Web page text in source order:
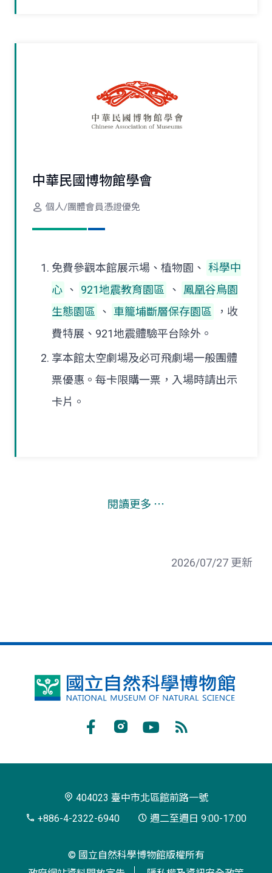
中華民國博物館學會
個人/團體會員憑證優免
免費參觀本館展示場、植物園、 科學中
心 、 921地震教育園區 、
鳳凰谷鳥園
生態園區
、 車籠埔斷層保存園區
，收
費特展、921地震體驗平台除外。
享本館太空劇場及必可飛劇場一般團體
票優惠。每卡限購一票，入場時請出示
卡片。
閱讀更多 ⋯
2026/07/27 更新
國
博
閱
404023 臺中市北區館前路一號
+886-4-2322-6940
週二至週日 9:00-17:00
© 國立自然科學博物館版權所有